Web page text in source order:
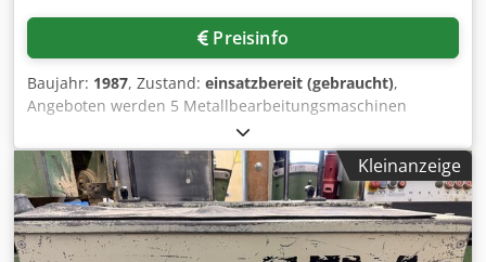
Preisinfo
Baujahr: 1987, Zustand: einsatzbereit (gebraucht),
Angeboten werden 5 Metallbearbeitungsmaschinen
diverser Hersteller. 1) Säulenbohrmaschine VEB BS16,
Baujahr: 1960, Gewicht: 110kg. 2) Fräsmaschine Fritz
Werner. 3) Ständerbohrmaschine Infratirea 4GC02502,
Baujahr: 1987. 4) Ständerbohrmaschine Infratirea,
Baujahr: 1987. 5) Radialbohrmaschine Tianjin No. 4
Z3063×20. Dkedjzqfxdopfx Ac Ujr
Kleinanzeige